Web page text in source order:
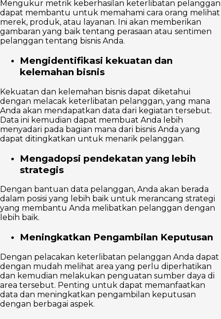
Mengukur metrik keberhasilan keterlibatan pelanggan
dapat membantu untuk memahami cara orang melihat
merek, produk, atau layanan. Ini akan memberikan
gambaran yang baik tentang perasaan atau sentimen
pelanggan tentang bisnis Anda.
Mengidentifikasi kekuatan dan
kelemahan bisnis
Kekuatan dan kelemahan bisnis dapat diketahui
dengan melacak keterlibatan pelanggan, yang mana
Anda akan mendapatkan data dari kegiatan tersebut.
Data ini kemudian dapat membuat Anda lebih
menyadari pada bagian mana dari bisnis Anda yang
dapat ditingkatkan untuk menarik pelanggan.
Mengadopsi pendekatan yang lebih
strategis
Dengan bantuan data pelanggan, Anda akan berada
dalam posisi yang lebih baik untuk merancang strategi
yang membantu Anda melibatkan pelanggan dengan
lebih baik.
Meningkatkan Pengambilan Keputusan
Dengan pelacakan keterlibatan pelanggan Anda dapat
dengan mudah melihat area yang perlu diperhatikan
dan kemudian melakukan penguatan sumber daya di
area tersebut. Penting untuk dapat memanfaatkan
data dan meningkatkan pengambilan keputusan
dengan berbagai aspek.